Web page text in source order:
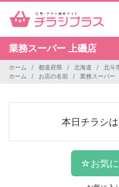
業務スーパー 上磯店
ホーム 都道府県 北海道
北斗
ホーム
お店の名前 業務スーパー
本日チラシ